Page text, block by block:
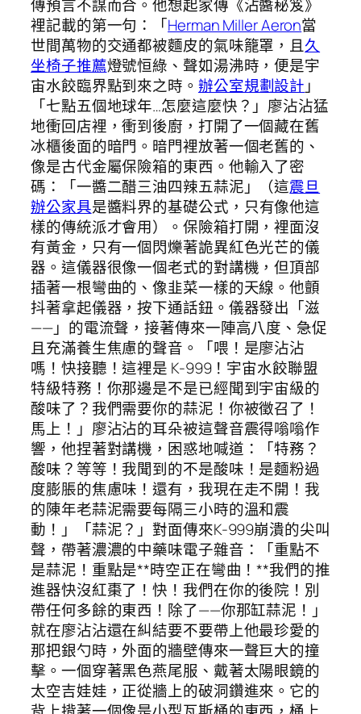
傳預言不謀而合。他想起家傳《沾醬秘笈》
裡記載的第一句：「Herman Miller Aeron當
世間萬物的交通都被麵皮的氣味籠罩，且久
坐椅子推薦燈號恒綠、聲如湯沸時，便是宇
宙水餃臨界點到來之時。 辦公室規劃設計 」
「七點五個地球年…怎麼這麼快？」廖沾沾猛
地衝回店裡，衝到後廚，打開了一個藏在舊
冰櫃後面的暗門。暗門裡放著一個老舊的、
像是古代金屬保險箱的東西。他輸入了密
碼：「一醬二醋三油四辣五蒜泥」（這震旦
辦公家具是醬料界的基礎公式，只有像他這
樣的傳統派才會用）。保險箱打開，裡面沒
有黃金，只有一個閃爍著詭異紅色光芒的儀
器。這儀器很像一個老式的對講機，但頂部
插著一根彎曲的、像韭菜一樣的天線。他顫
抖著拿起儀器，按下通話鈕。儀器發出「滋
——」的電流聲，接著傳來一陣高八度、急促
且充滿養生焦慮的聲音。「喂！是廖沾沾
嗎！快接聽！這裡是 K-999！宇宙水餃聯盟
特級特務！你那邊是不是已經聞到宇宙級的
酸味了？我們需要你的蒜泥！你被徵召了！
馬上！」廖沾沾的耳朵被這聲音震得嗡嗡作
響，他捏著對講機，困惑地喊道：「特務？
酸味？等等！我聞到的不是酸味！是麵粉過
度膨脹的焦慮味！還有，我現在走不開！我
的陳年老蒜泥需要每隔三小時的溫和震
動！」「蒜泥？」對面傳來K-999崩潰的尖叫
聲，帶著濃濃的中藥味電子雜音：「重點不
是蒜泥！重點是**時空正在彎曲！**我們的推
進器快沒紅棗了！快！我們在你的後院！別
帶任何多餘的東西！除了——你那缸蒜泥！」
就在廖沾沾還在糾結要不要帶上他最珍愛的
那把銀勺時，外面的牆壁傳來一聲巨大的撞
擊。一個穿著黑色燕尾服、戴著太陽眼鏡的
太空吉娃娃，正從牆上的破洞鑽進來。它的